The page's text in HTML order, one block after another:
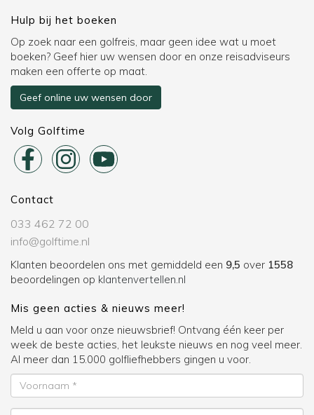
Hulp bij het boeken
Op zoek naar een golfreis, maar geen idee wat u moet
boeken? Geef hier uw wensen door en onze reisadviseurs
maken een offerte op maat.
Geef online uw wensen door
Volg Golftime
Contact
033 462 72 00
info@golftime.nl
Klanten beoordelen ons met gemiddeld een 9,5 over 1558
beoordelingen op klantenvertellen.nl
Mis geen acties & nieuws meer!
Meld u aan voor onze nieuwsbrief! Ontvang één keer per
week de beste acties, het leukste nieuws en nog veel meer.
Al meer dan 15.000 golfliefhebbers gingen u voor.
Voornaam